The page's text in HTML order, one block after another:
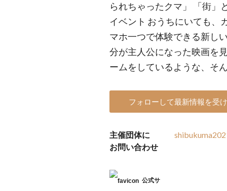
られちゃったクマ」 「街」
イベント おうちにいても、
マホ一つで体験できる新し
分が主人公になった映画を
ームをしているような、そ
フォローして最新情報を受
主催団体に
お問い合わせ
公式サ